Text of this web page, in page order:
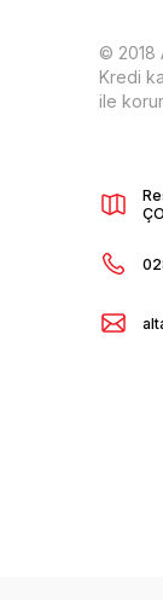
© 2018
Kredi
ile